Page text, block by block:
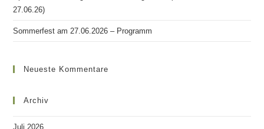
27.06.26)
Sommerfest am 27.06.2026 – Programm
Neueste Kommentare
Archiv
Juli 2026